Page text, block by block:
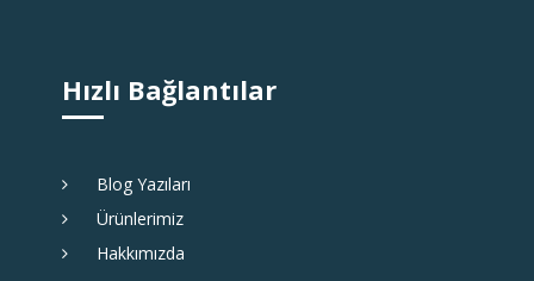
Hızlı Bağlantılar
Blog Yazıları
Ürünlerimiz
Hakkımızda